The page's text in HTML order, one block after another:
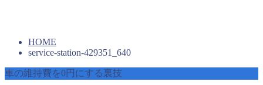
HOME
service-station-429351_640
車の維持費を0円にする裏技